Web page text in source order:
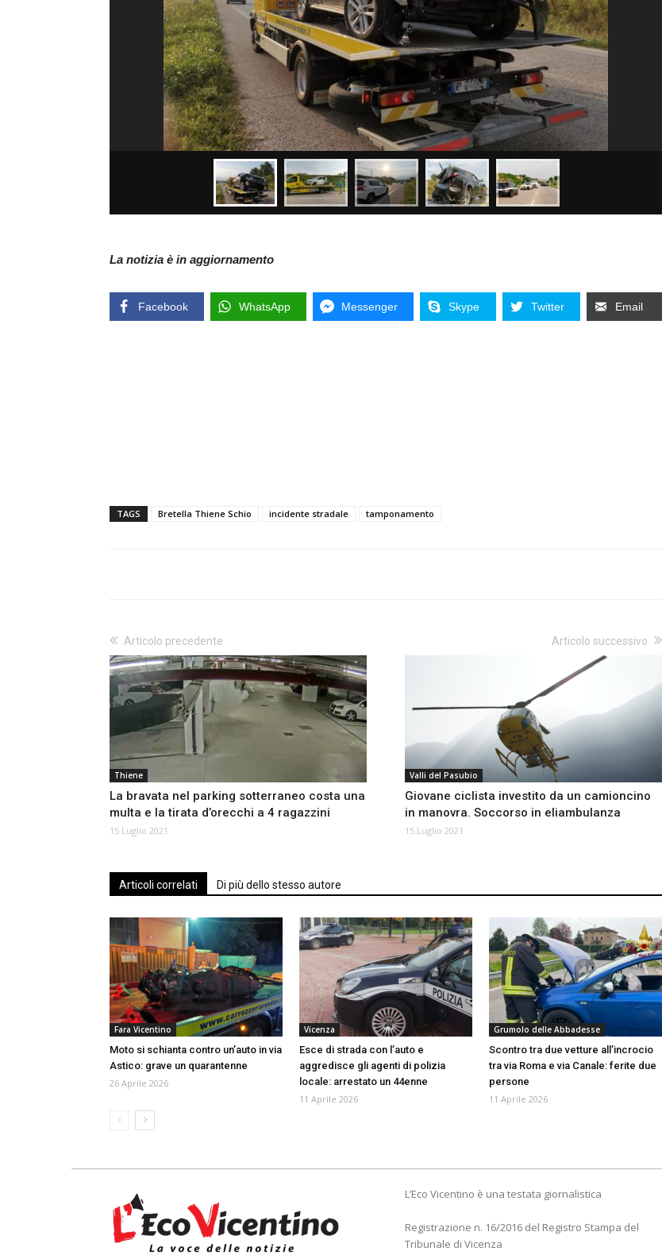
La notizia è in aggiornamento
Facebook WhatsApp Messenger Skype Twitter Email
TAGS Bretella Thiene Schio incidente stradale tamponamento
Articolo precedente
Thiene
La bravata nel parking sotterraneo costa una
multa e la tirata d’orecchi a 4 ragazzini
15 Luglio 2021
Articolo successivo
Valli del Pasubio
Giovane ciclista investito da un camioncino
in manovra. Soccorso in eliambulanza
15 Luglio 2021
Articoli correlati Di più dello stesso autore
Fara Vicentino
Moto si schianta contro un’auto in via
Astico: grave un quarantenne
26 Aprile 2026
Vicenza
Esce di strada con l’auto e
aggredisce gli agenti di polizia
locale: arrestato un 44enne
11 Aprile 2026
Grumolo delle Abbadesse
Scontro tra due vetture all’incrocio
tra via Roma e via Canale: ferite due
persone
11 Aprile 2026
L’Eco Vicentino è una testata giornalistica
Registrazione n. 16/2016 del Registro Stampa del
Tribunale di Vicenza